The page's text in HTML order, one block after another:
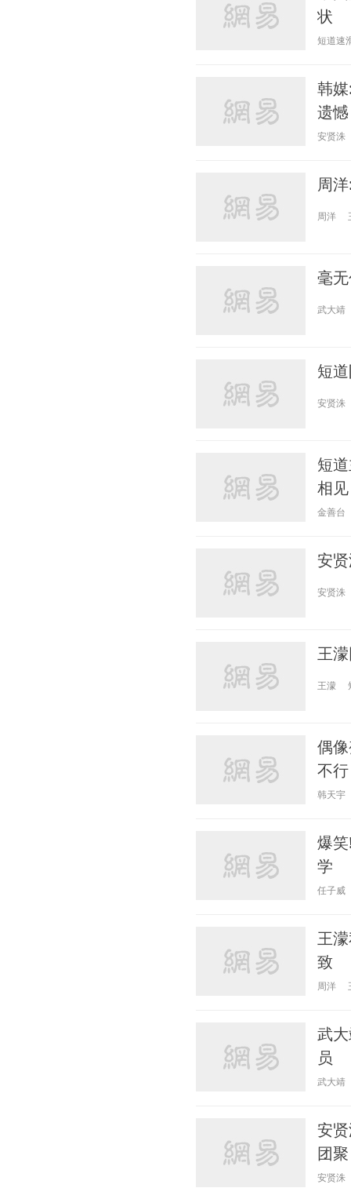
状
短道速
韩
遗
安贤洙
周洋
毫
武大靖
短
安贤洙
短
相见
金善台
安
安贤洙
王
王濛
偶
不行
韩天宇
爆
学
任子威
王
致
周洋
武
员
武大靖
安
团聚
安贤洙